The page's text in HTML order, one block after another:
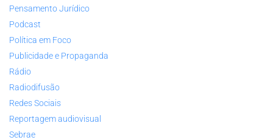
Pensamento Jurídico
Podcast
Política em Foco
Publicidade e Propaganda
Rádio
Radiodifusão
Redes Sociais
Reportagem audiovisual
Sebrae